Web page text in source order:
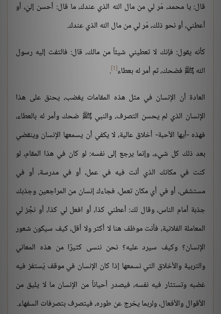
قال: يا محمد، مُر لي من مال الله الذي عندك، ما قال: أحسن إليّ، أو
أعطني، أو نحو ذلك، مُر لي من مال الله الذي عندك.
كأنه يقول: فإنك لا تعطيني شيئاً من مالك، قال: فالتفت إليه رسول
الله ﷺ فضحك، ثم أمر له بعطاء[1]
.
العادة أن الإنسان في مثل هذه المقامات يغضب، يحنق على هذا
الإنسان الذي لم يحسن التصرف، والنبي ﷺ ضحك وأمر له بالعطاء،
فهذه -أيها الأحبة- أخلاق عالية، لا يكفي أن يسمعها الإنسان وينقضي
بعد ذلك كل شيء، وإنما يرجع إلى نفسه: لو كان في هذا المقام، لو
كنت في مكانك الذي أنت فيه في عمل، أو في مدرسة، أو في
مستشفى، أو في أي مكان تعمل، فجاءك إنسان من المراجعين وجذبك
جذبة أمام الناس، وقال لك: أعطني كذا، أو افعل لي كذا، أو نجِّز لي
المعاملة الفلانية، فأنت موظف هنا لا أكثر ولا أقل، كيف سيكون شعور
الإنسان؟ وكيف سيرد عليه؟ نحن ننسى كثيرًا من هذه المعاني
والتربية والأخلاق التي نسمعها إذا كان الإنسان في موقف يُستفز فيه
غضبه وتستثار فيه نفسه، فيصدر أحياناً من الإنسان ما لا يليق من
الأقوال والأفعال، ولربما يخرج عن طوره، فيتصرف بتصرفات السفهاء.